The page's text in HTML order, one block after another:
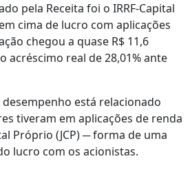
pela Receita foi o IRRF-Capital
cima de lucro com aplicações
chegou a quase R$ 11,6
acréscimo real de 28,01% ante
desempenho está relacionado
tiveram em aplicações de renda
Próprio (JCP) ─ forma de uma
lucro com os acionistas.